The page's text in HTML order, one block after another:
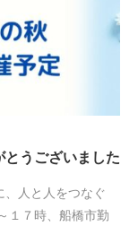
うございました
、人と人をつなぐ
１７時、船橋市勤